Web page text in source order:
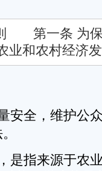
第一条 为保
业和农村经济发
安全，维护公
是指来源于农